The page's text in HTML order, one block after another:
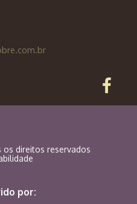
direitos reservados
por: